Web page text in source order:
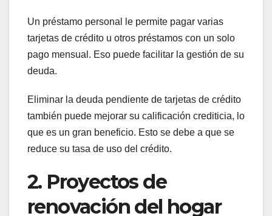
Un préstamo personal le permite pagar varias
tarjetas de crédito u otros préstamos con un solo
pago mensual. Eso puede facilitar la gestión de su
deuda.
Eliminar la deuda pendiente de tarjetas de crédito
también puede mejorar su calificación crediticia, lo
que es un gran beneficio. Esto se debe a que se
reduce su tasa de uso del crédito.
2. Proyectos de
renovación del hogar